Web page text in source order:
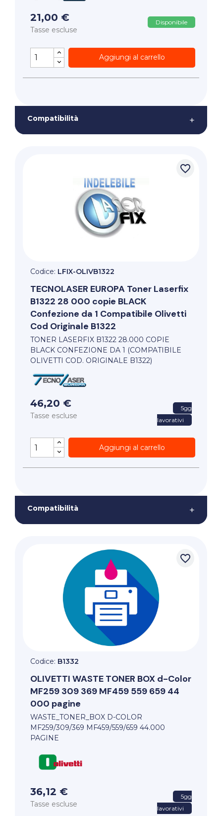
21,00 €
Tasse escluse
Disponibile
Aggiungi al carrello
Compatibilità +
favorite_border
Codice: LFIX-OLIVB1322
TECNOLASER EUROPA Toner Laserfix
B1322 28 000 copie BLACK
Confezione da 1 Compatibile Olivetti
Cod Originale B1322
TONER LASERFIX B1322 28.000 COPIE
BLACK CONFEZIONE DA 1 (COMPATIBILE
OLIVETTI COD. ORIGINALE B1322)
46,20 €
Tasse escluse
5gg
lavorativi
Aggiungi al carrello
Compatibilità +
favorite_border
Codice: B1332
OLIVETTI WASTE TONER BOX d-Color
MF259 309 369 MF459 559 659 44
000 pagine
WASTE_TONER_BOX D-COLOR
MF259/309/369 MF459/559/659 44.000
PAGINE
36,12 €
Tasse escluse
5gg
lavorativi